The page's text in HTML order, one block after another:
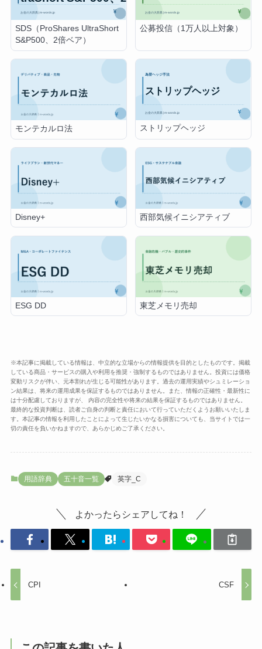
SDS（ProShares UltraShort
S&P500、2倍ベア）
公募投信（1万人以上対象）
モンテカルロ法 ストリップヘッジ
Disney+ 西部気候イニシアティブ
ESG DD 東芝メモリ売却
※本記事に掲載している情報は、中立的な立場からの情報提供を目的としたものです。掲載
している商品・サービスの購入や利用を推奨・強制するものではありません。投資には価格
変動リスクが伴い、元本割れが生じる可能性があります。過去の運用実績やシュミレーショ
ン結果は、将来の運用成果を保証するものではありません。また、情報の正確性・最新性に
は十分配慮しておりますが、 内容の完全性や将来の結果を保証するものではありません。
最終的な投資判断は、読者ご自身の判断と責任において行っていただくようお願いいたしま
す。本記事の情報を利用したことによって生じたいかなる損害についても、当サイトでは一
切の責任を負いかねますので、あらかじめご了承ください。
用語辞典 五十音一覧 英字_C
よかったらシェアしてね！
CPI CSF